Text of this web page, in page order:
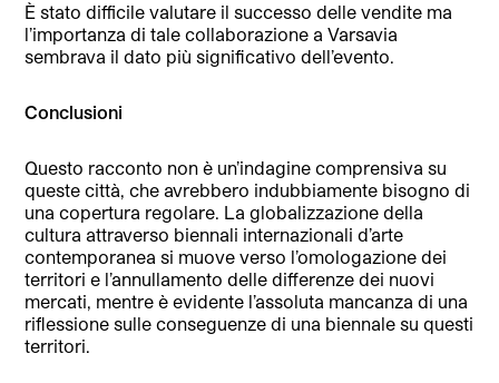
È stato difficile valutare il successo delle vendite ma
l’importanza di tale collaborazione a Varsavia
sembrava il dato più significativo dell’evento.
Conclusioni
Questo racconto non è un’indagine comprensiva su
queste città, che avrebbero indubbiamente bisogno di
una copertura regolare. La globalizzazione della
cultura attraverso biennali internazionali d’arte
contemporanea si muove verso l’omologazione dei
territori e l’annullamento delle differenze dei nuovi
mercati, mentre è evidente l’assoluta mancanza di una
riflessione sulle conseguenze di una biennale su questi
territori.